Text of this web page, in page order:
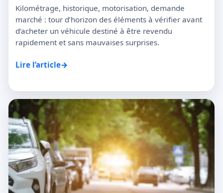
Kilométrage, historique, motorisation, demande
marché : tour d’horizon des éléments à vérifier avant
d’acheter un véhicule destiné à être revendu
rapidement et sans mauvaises surprises.
Lire l’article→